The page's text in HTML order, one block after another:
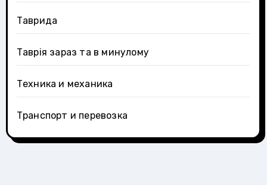
Таврида
Таврія зараз та в минулому
Техника и механика
Транспорт и перевозка